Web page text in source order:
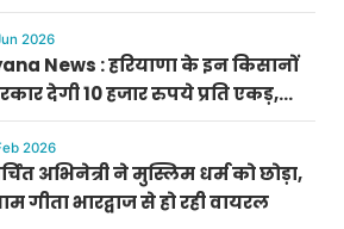
जोन
2026
News : हरियाणा के इन किसानों
देगी 10 हजार रुपये प्रति एकड़,
सैनी की घोषणा
2026
अभिनेत्री ने मुस्लिम धर्म को छोड़ा,
गीता भारद्वाज से हो रही वायरल